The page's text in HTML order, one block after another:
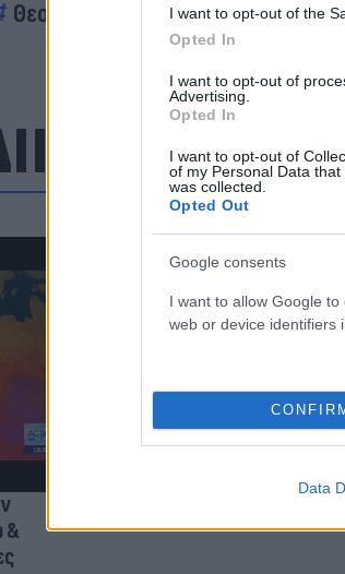
I want to opt-out of the
Opted In
I want to opt-out of
Advertising.
Opted In
I want to opt-out of
of my Personal Data
was collected.
Opted Out
Google consents
I want to allow Google
web or device identifiers
Data
Θεσσαλονίκη
&
«Μια θεά για τον θεό» - Η
σχολίασε και η